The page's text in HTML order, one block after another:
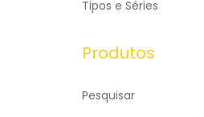
Tipos e Séries
Produtos
Pesquisar